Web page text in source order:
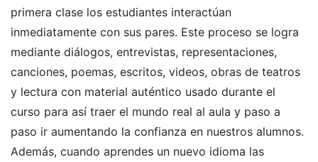
primera clase los estudiantes interactúan
inmediatamente con sus pares. Este proceso se logra
mediante diálogos, entrevistas, representaciones,
canciones, poemas, escritos, videos, obras de teatros
y lectura con material auténtico usado durante el
curso para así traer el mundo real al aula y paso a
paso ir aumentando la confianza en nuestros alumnos.
Además, cuando aprendes un nuevo idioma las